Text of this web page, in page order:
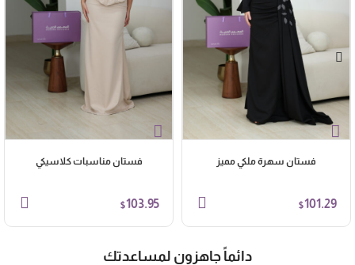
فستان سهرة ملكي مميز
$101.29
فستان مناسبات كلاسيكي
$103.95
دائماً جاهزون لمساعدتك